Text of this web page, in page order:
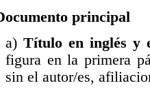
principal
a) Título en inglés y
figura en la primera
sin el autor/es,